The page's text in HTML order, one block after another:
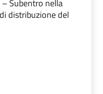
– Subentro nella
distribuzione del